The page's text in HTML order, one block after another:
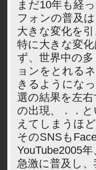
まだ10年も経
フォンの普及
大きな変化を引
特に大きな変
ず、世界中の
ョンをとれる
きるようにな
選の結果を左
の出現、．．
えてしまうほ
そのSNSも
YouTube2005
急激に普及し